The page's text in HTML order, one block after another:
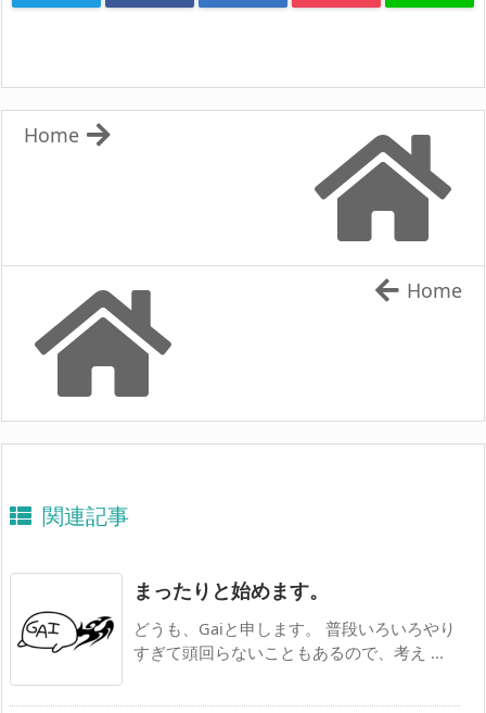
Home
Home
関連記事
まったりと始めます。
どうも、Gaiと申します。 普段いろいろやり
すぎて頭回らないこともあるので、考え ...